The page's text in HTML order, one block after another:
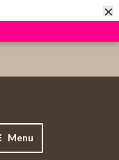
×
Menu